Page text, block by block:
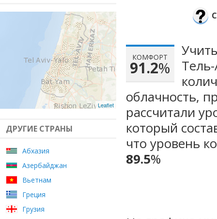
Leaflet
ДРУГИЕ СТРАНЫ
Абхазия
Азербайджан
Вьетнам
Греция
Грузия
КОМФОРТ
91.2%
облачность,
рассчитали
который
что уровень
89.5%